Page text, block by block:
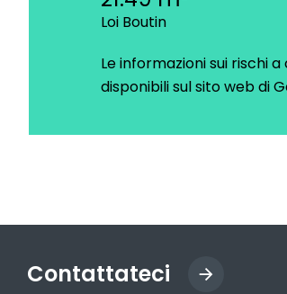
Loi Boutin
Le informazioni sui rischi
disponibili sul sito web di
Contattateci